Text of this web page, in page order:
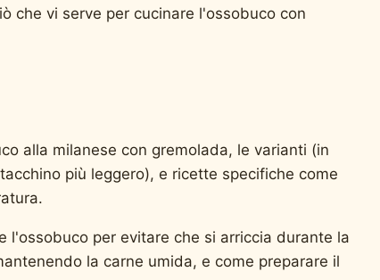
che vi serve per cucinare l'ossobuco con
alla milanese con gremolada, le varianti (in
più leggero), e ricette specifiche come
l'ossobuco per evitare che si arriccia durante la
la carne umida, e come preparare il